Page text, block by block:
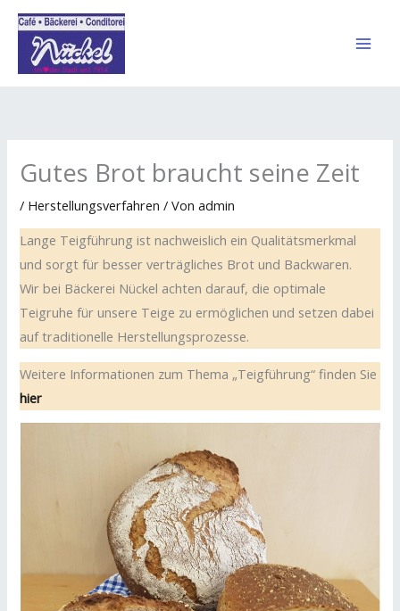
Zum
Inhalt
springen
Gutes Brot braucht seine Zeit
/ Herstellungsverfahren / Vonadmin
Lange Teigführung ist nachweislich ein Qualitätsmerkmal
und sorgt für besser verträgliches Brot und Backwaren.
Wir bei Bäckerei Nückel achten darauf, die optimale
Teigruhe für unsere Teige zu ermöglichen und setzen dabei
auf traditionelle Herstellungsprozesse.
Weitere Informationen zum Thema „Teigführung“ finden Sie
hier